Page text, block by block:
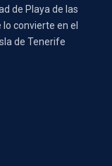
de Playa de las
convierte en el
de Tenerife